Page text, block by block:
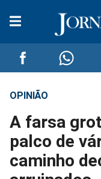
Compartilhar
no
Facebook
no
OPINIÃO
A farsa
palco de
caminho